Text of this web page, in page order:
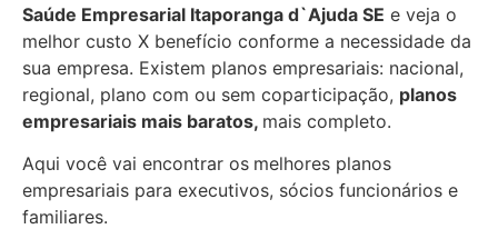
Saúde Empresarial Itaporanga d`Ajuda SE e veja o
melhor custo X benefício conforme a necessidade da
sua empresa. Existem planos empresariais: nacional,
regional, plano com ou sem coparticipação, planos
empresariais mais baratos, mais completo.
Aqui você vai encontrar os melhores planos
empresariais para executivos, sócios funcionários e
familiares.